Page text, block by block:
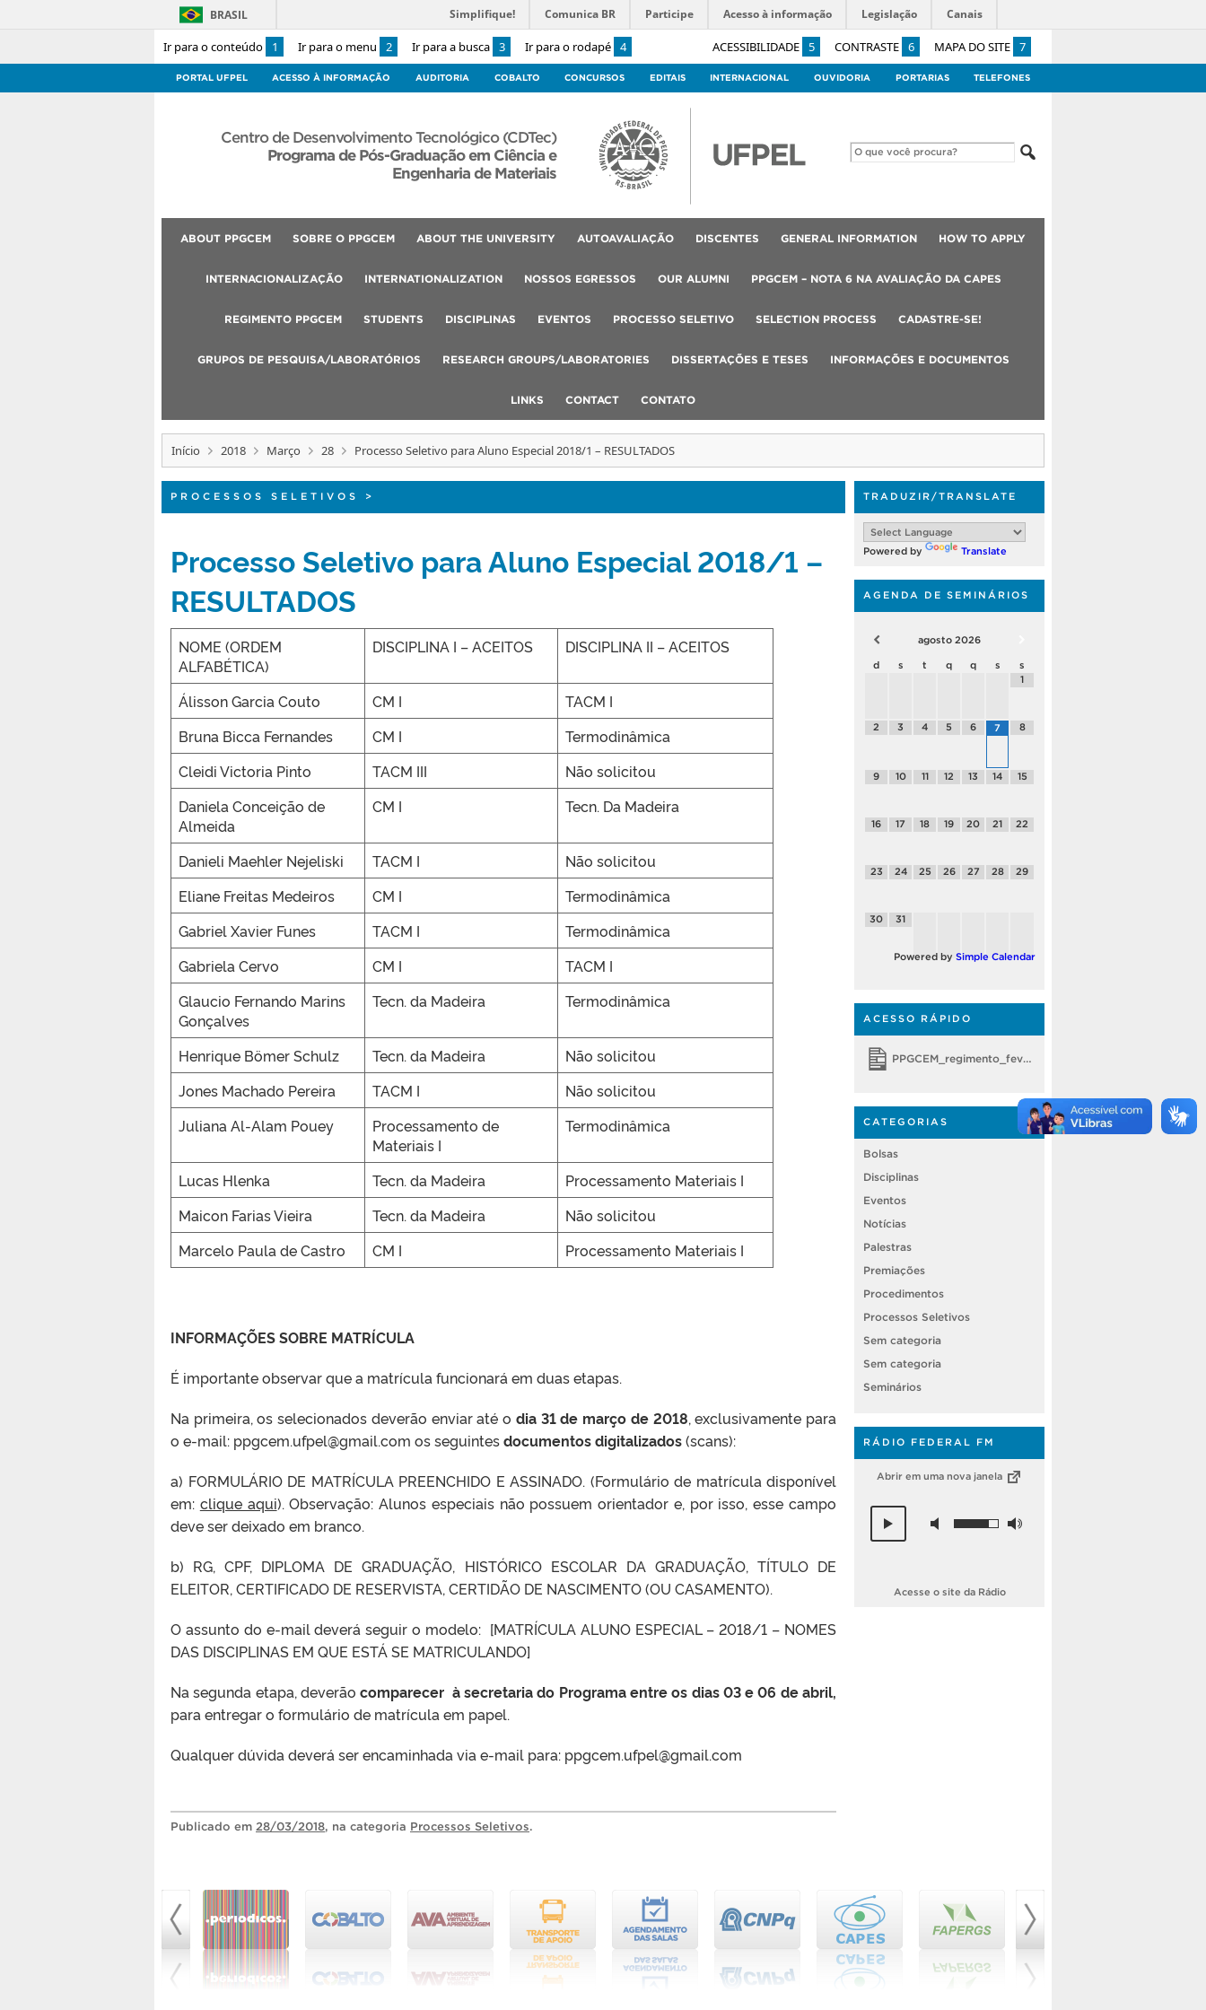
Ir para o conteúdo 1 Ir para o menu 2 Ir para a busca 3 Ir para o rodapé 4 ACESSIBILIDADE 5 CONTRASTE 6 MAPA DO SITE 7
BRASIL Simplifique! Comunica BR Participe Acesso à informação Legislação Canais
PORTAL UFPEL ACESSO À INFORMAÇÃO AUDITORIA COBALTO CONCURSOS EDITAIS INTERNACIONAL OUVIDORIA PORTARIAS TELEFONES
Centro de Desenvolvimento Tecnológico (CDTec)
Programa de Pós-Graduação em Ciência e
Engenharia de Materiais
ABOUT PPGCEM SOBRE O PPGCEM ABOUT THE UNIVERSITY AUTOAVALIAÇÃO DISCENTES GENERAL INFORMATION HOW TO APPLY
INTERNACIONALIZAÇÃO INTERNATIONALIZATION NOSSOS EGRESSOS OUR ALUMNI PPGCEM – NOTA 6 NA AVALIAÇÃO DA CAPES
REGIMENTO PPGCEM STUDENTS DISCIPLINAS EVENTOS PROCESSO SELETIVO SELECTION PROCESS CADASTRE-SE!
GRUPOS DE PESQUISA/LABORATÓRIOS RESEARCH GROUPS/LABORATORIES DISSERTAÇÕES E TESES INFORMAÇÕES E DOCUMENTOS
LINKS CONTACT CONTATO
Início 2018 Março 28 Processo Seletivo para Aluno Especial 2018/1 – RESULTADOS
PROCESSOS SELETIVOS >
Processo Seletivo para Aluno Especial 2018/1 –
RESULTADOS
NOME (ORDEM
ALFABÉTICA)
DISCIPLINA I – ACEITOS DISCIPLINA II – ACEITOS
Álisson Garcia Couto CM I
TACM I
Bruna Bicca Fernandes
CM I
Termodinâmica
Cleidi Victoria Pinto
TACM III
Não solicitou
Daniela Conceição de
Almeida
CM I Tecn. Da Madeira
Danieli Maehler Nejeliski TACM I
Não solicitou
Eliane Freitas Medeiros
CM I
Termodinâmica
Gabriel Xavier Funes
TACM I
Termodinâmica
Gabriela Cervo
CM I
TACM I
Glaucio Fernando Marins
Gonçalves
Tecn. da Madeira Termodinâmica
Henrique Bömer Schulz Tecn. da Madeira
Não solicitou
Jones Machado Pereira
TACM I
Não solicitou
Juliana Al-Alam Pouey
Processamento de
Materiais I
Termodinâmica
Lucas Hlenka Tecn. da Madeira
Processamento Materiais I
Maicon Farias Vieira
Tecn. da Madeira
Não solicitou
Marcelo Paula de Castro
CM I Processamento Materiais I
INFORMAÇÕES SOBRE MATRÍCULA
É importante observar que a matrícula funcionará em duas etapas.
Na primeira, os selecionados deverão enviar até o dia 31 de março de 2018, exclusivamente para
o e-mail: ppgcem.ufpel@gmail.com os seguintesdocumentos digitalizados(scans):
a) FORMULÁRIO DE MATRÍCULA PREENCHIDO E ASSINADO. (Formulário de matrícula disponível
em: clique aqui). Observação: Alunos especiais não possuem orientador e, por isso, esse campo
deve ser deixado em branco.
b) RG, CPF, DIPLOMA DE GRADUAÇÃO, HISTÓRICO ESCOLAR DA GRADUAÇÃO, TÍTULO DE
ELEITOR, CERTIFICADO DE RESERVISTA, CERTIDÃO DE NASCIMENTO (OU CASAMENTO).
O assunto do e-mail deverá seguir o modelo: [MATRÍCULA ALUNO ESPECIAL – 2018/1 – NOMES
DAS DISCIPLINAS EM QUE ESTÁ SE MATRICULANDO]
Na segunda etapa, deverãocomparecer à secretaria do Programa entre os dias 03 e 06 de abril,
para entregar o formulário de matrícula em papel.
Qualquer dúvida deverá ser encaminhada via e-mail para: ppgcem.ufpel@gmail.com
Publicado em 28/03/2018, na categoria Processos Seletivos.
TRADUZIR/TRANSLATE
Powered by Translate
AGENDA DE SEMINÁRIOS
agosto 2026
d s t q q s
s
1
2 3 4 5 6 7 8
9 10 11 12 13 14 15
16 17 18 19 20 21 22
23 24 25 26 27 28 29
30 31
Powered by Simple Calendar
ACESSO RÁPIDO
PPGCEM_regimento_fevereiro 2018
CATEGORIAS
Bolsas
Disciplinas
Eventos
Notícias
Palestras
Premiações
Procedimentos
Processos Seletivos
Sem categoria
Sem categoria
Seminários
RÁDIO FEDERAL FM
Abrir em uma nova janela
Acesse o site da Rádio